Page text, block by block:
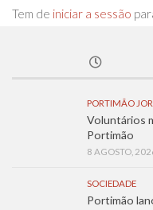
Tem de iniciar a sessão
PORTIMÃO
Voluntários
Portimão
8 AGOSTO,
SOCIEDADE
Portimão